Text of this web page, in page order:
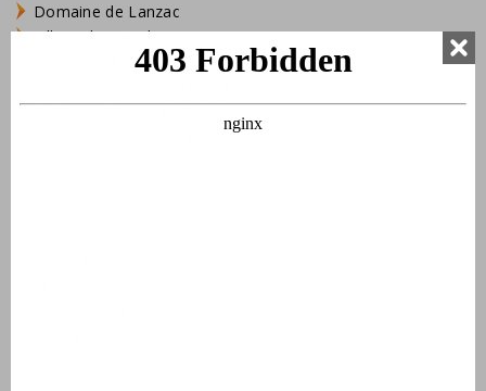
Domaine de Lanzac
Village des Cigales
Résidence Château de Salles